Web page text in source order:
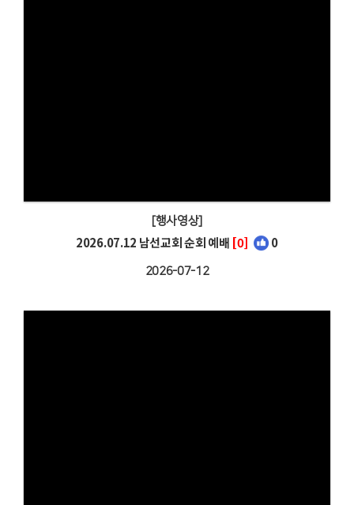
[행사영상]
2026.07.12 남선교회 순회 예배 [0] 0
2026-07-12